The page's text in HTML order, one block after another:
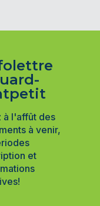
à l'affût des
à venir,
et